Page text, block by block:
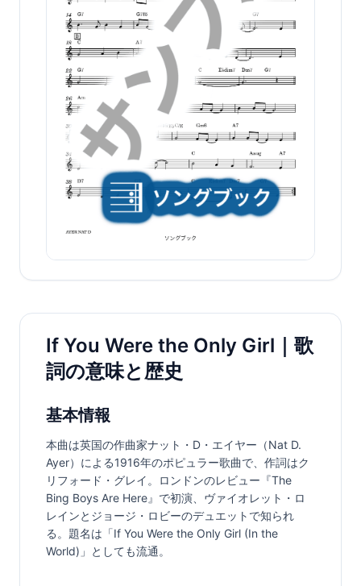
If You Were the Only Girl｜歌
詞の意味と歴史
基本情報
本曲は英国の作曲家ナット・D・エイヤー（Nat D.
Ayer）による1916年のポピュラー歌曲で、作詞はク
リフォード・グレイ。ロンドンのレビュー『The
Bing Boys Are Here』で初演、ヴァイオレット・ロ
レインとジョージ・ロビーのデュエットで知られ
る。題名は「If You Were the Only Girl (In the
World)」としても流通。